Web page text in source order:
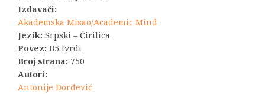
bila:
3.960,00 RSD.
Izdavači:
Akademska Misao/Academic Mind
Jezik: Srpski – Ćirilica
Povez: B5 tvrdi
Broj strana: 750
Autori:
Antonije Đorđević